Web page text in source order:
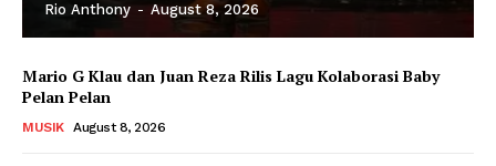
Rio Anthony - August 8, 2026
Mario G Klau dan Juan Reza Rilis Lagu Kolaborasi Baby
Pelan Pelan
MUSIK August 8, 2026